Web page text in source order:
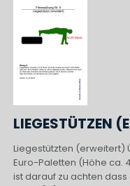
LIEGESTÜTZEN
Liegestützten (erweitert)
Euro-Paletten (Höhe ca.
ist darauf zu achten